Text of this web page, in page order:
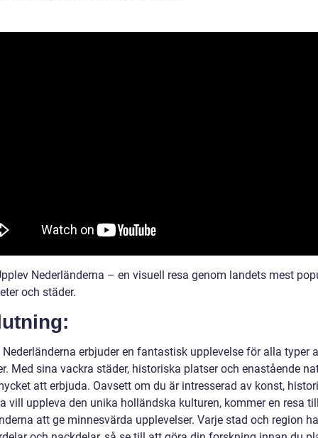
Nederländerna – en visuell resa genom landets mest
och städer.
Nederländerna erbjuder en fantastisk upplevelse för alla typer
Med sina vackra städer, historiska platser och enastående
att erbjuda. Oavsett om du är intresserad av konst,
vill uppleva den unika holländska kulturen, kommer en resa
att ge minnesvärda upplevelser. Varje stad och region